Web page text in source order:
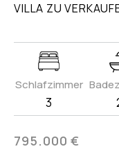
VILLA ZU
Schlafzimmer
3
795.000 €